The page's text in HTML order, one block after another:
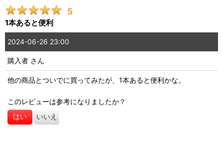
5
1本あると便利
2024-06-26 23:00
購入者 さん
他の商品とついでに買ってみたが、1本あると便利かな。
このレビューは参考になりましたか？
はい いいえ